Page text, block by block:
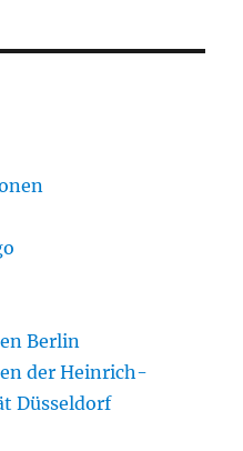
Berlin
der Heinrich-
Düsseldorf